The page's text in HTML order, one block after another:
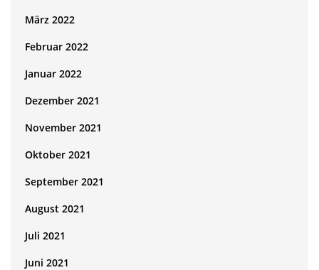
März 2022
Februar 2022
Januar 2022
Dezember 2021
November 2021
Oktober 2021
September 2021
August 2021
Juli 2021
Juni 2021